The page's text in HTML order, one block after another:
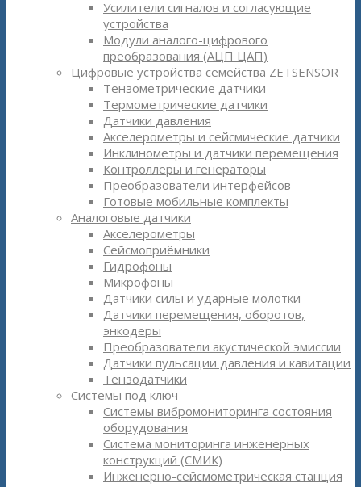
Усилители сигналов и согласующие
устройства
Модули аналого-цифрового
преобразования (АЦП ЦАП)
Цифровые устройства семейства ZETSENSOR
Тензометрические датчики
Термометрические датчики
Датчики давления
Акселерометры и сейсмические датчики
Инклинометры и датчики перемещения
Контроллеры и генераторы
Преобразователи интерфейсов
Готовые мобильные комплекты
Аналоговые датчики
Акселерометры
Сейсмоприёмники
Гидрофоны
Микрофоны
Датчики силы и ударные молотки
Датчики перемещения, оборотов,
энкодеры
Преобразователи акустической эмиссии
Датчики пульсации давления и кавитации
Тензодатчики
Системы под ключ
Системы вибромониторинга состояния
оборудования
Система мониторинга инженерных
конструкций (СМИК)
Инженерно-сейсмометрическая станция